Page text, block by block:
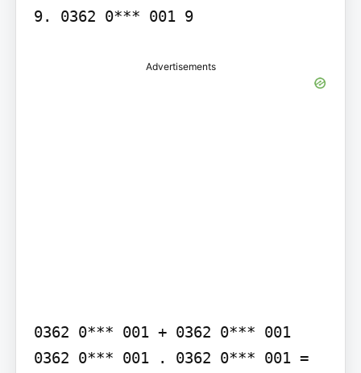
9. 0362 0*** 001 9
Advertisements
0362 0*** 001 + 0362 0*** 001
0362 0*** 001 . 0362 0*** 001 =